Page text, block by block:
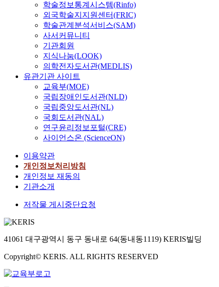
학술정보통계시스템(Rinfo)
외국학술지지원센터(FRIC)
학술관계분석서비스(SAM)
사서커뮤니티
기관회원
지식나눔(LOOK)
의학전자도서관(MEDLIS)
유관기관 사이트
교육부(MOE)
국립장애인도서관(NLD)
국립중앙도서관(NL)
국회도서관(NAL)
연구윤리정보포털(CRE)
사이언스온 (ScienceON)
이용약관
개인정보처리방침
개인정보 재동의
기관소개
저작물 게시중단요청
41061 대구광역시 동구 동내로 64(동내동1119) KERIS빌딩
Copyright© KERIS. ALL RIGHTS RESERVED